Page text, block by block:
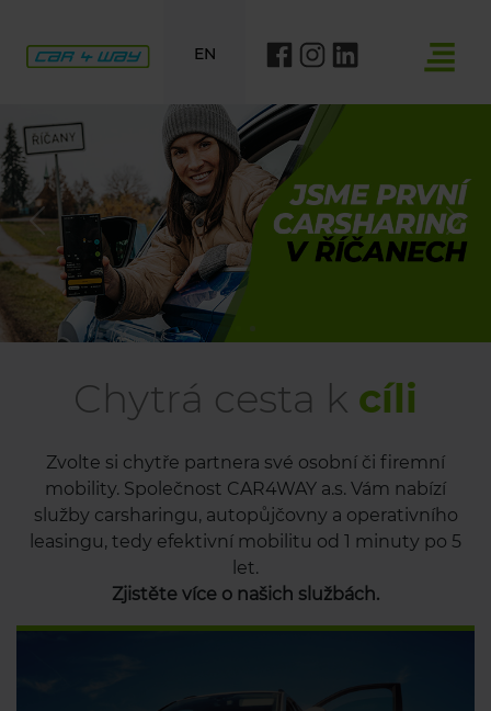
EN
Previous
Chytrá cesta k cíli
Zvolte si chytře partnera své osobní či firemní
mobility. Společnost CAR4WAY a.s. Vám nabízí
služby carsharingu, autopůjčovny a operativního
leasingu, tedy efektivní mobilitu od 1 minuty po 5
let.
Zjistěte více o našich službách.